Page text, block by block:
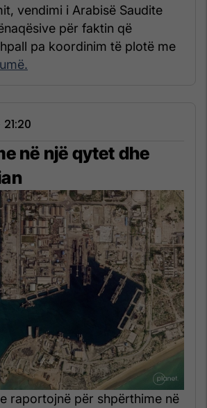
vendimi i Arabisë Saudite
për faktin që
pa koordinim të plotë me
në një qytet dhe
raportojnë për shpërthime në